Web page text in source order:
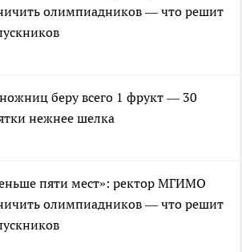
олимпиадников — что решит
беру всего 1 фрукт — 30
нежнее шелка
пяти мест»: ректор МГИМО
олимпиадников — что решит